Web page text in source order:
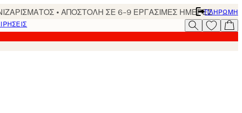
• ΑΠΟΣΤΟΛΗ ΣΕ 6-9 ΕΡΓΑΣΙΜΕΣ ΗΜΕΡΕΣΠΛΗΡΩΜΉ